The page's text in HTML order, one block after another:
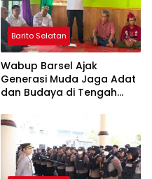
Barito Selatan
Wabup Barsel Ajak
Generasi Muda Jaga Adat
dan Budaya di Tengah